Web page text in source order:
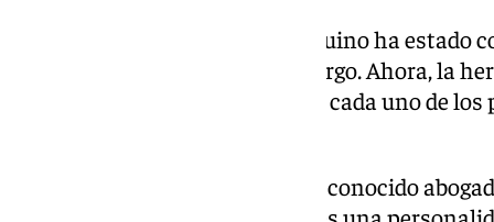
Ha sido una década la que Sanguino ha estado
cofradía desempeñando este cargo. Ahora, la
personas diferentes la que lleva cada uno de
Ernesto Sanguino Gómez es un conocido